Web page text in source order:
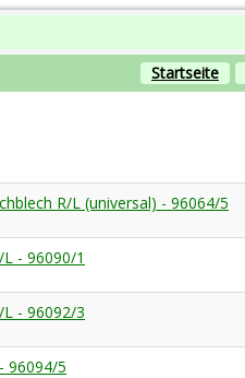
Startseite
R/L (universal) - 96064/5
L - 96090/1
L - 96092/3
96094/5